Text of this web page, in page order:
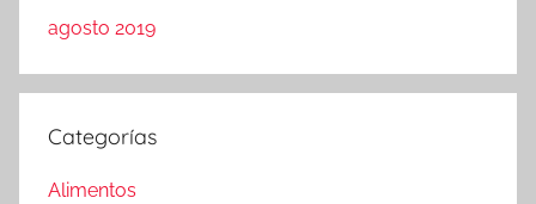
agosto 2019
Categorías
Alimentos